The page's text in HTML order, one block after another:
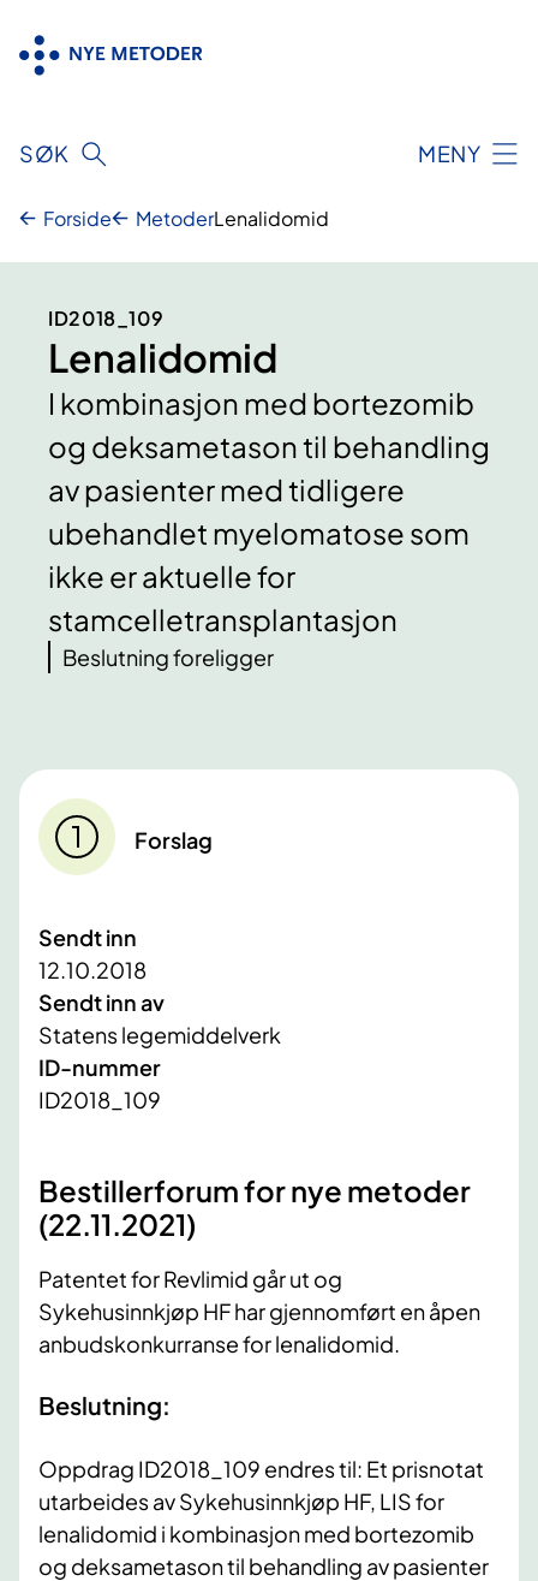
innhold
SØK MENY
Forside MetoderLenalidomid
ID2018_109
Lenalidomid
I kombinasjon med bortezomib
og deksametason til behandling
av pasienter med tidligere
ubehandlet myelomatose som
ikke er aktuelle for
stamcelletransplantasjon
Beslutning foreligger
Forslag
Sendt inn
12.10.2018
Sendt inn av
Statens legemiddelverk
ID-nummer
ID2018_109
Bestillerforum for nye metoder
(22.11.2021)
Patentet for Revlimid går ut og
Sykehusinnkjøp HF har gjennomført en åpen
anbudskonkurranse for lenalidomid.
Beslutning:
Oppdrag ID2018_109 endres til: Et prisnotat
utarbeides av Sykehusinnkjøp HF, LIS for
lenalidomid i kombinasjon med bortezomib
og deksametason til behandling av pasienter